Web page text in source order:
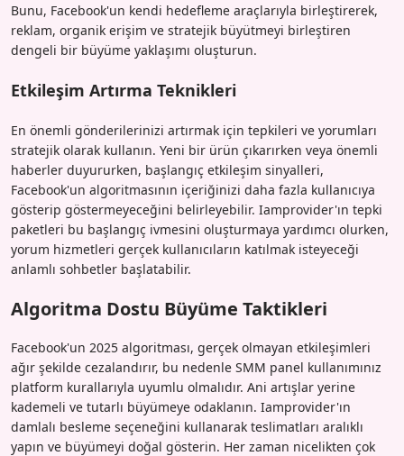
Bunu, Facebook'un kendi hedefleme araçlarıyla birleştirerek,
reklam, organik erişim ve stratejik büyütmeyi birleştiren
dengeli bir büyüme yaklaşımı oluşturun.
Etkileşim Artırma Teknikleri
En önemli gönderilerinizi artırmak için tepkileri ve yorumları
stratejik olarak kullanın. Yeni bir ürün çıkarırken veya önemli
haberler duyururken, başlangıç etkileşim sinyalleri,
Facebook'un algoritmasının içeriğinizi daha fazla kullanıcıya
gösterip göstermeyeceğini belirleyebilir. Iamprovider'ın tepki
paketleri bu başlangıç ivmesini oluşturmaya yardımcı olurken,
yorum hizmetleri gerçek kullanıcıların katılmak isteyeceği
anlamlı sohbetler başlatabilir.
Algoritma Dostu Büyüme Taktikleri
Facebook'un 2025 algoritması, gerçek olmayan etkileşimleri
ağır şekilde cezalandırır, bu nedenle SMM panel kullanımınız
platform kurallarıyla uyumlu olmalıdır. Ani artışlar yerine
kademeli ve tutarlı büyümeye odaklanın. Iamprovider'ın
damlalı besleme seçeneğini kullanarak teslimatları aralıklı
yapın ve büyümeyi doğal gösterin. Her zaman nicelikten çok